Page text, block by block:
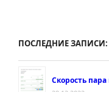
ПОСЛЕДНИЕ ЗАПИСИ:
Скорость